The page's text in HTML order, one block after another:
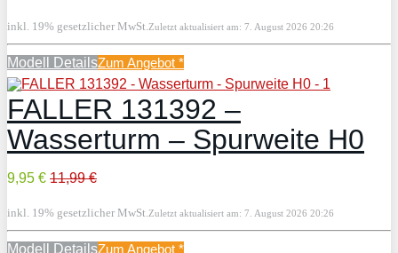
inkl. 19% gesetzlicher MwSt. Zuletzt aktualisiert am: 7. August 2026 20:26
Modell DetailsZum Angebot *
FALLER 131392 –
Wasserturm – Spurweite H0
9,95 € 11,99 €
inkl. 19% gesetzlicher MwSt. Zuletzt aktualisiert am: 7. August 2026 20:26
Modell DetailsZum Angebot *